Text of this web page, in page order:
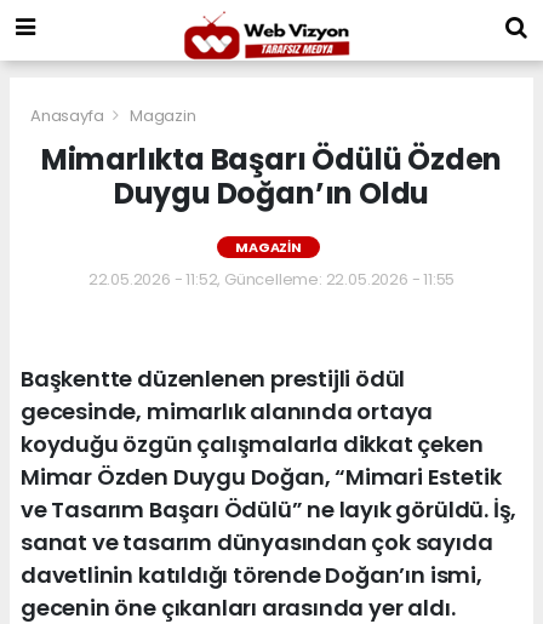
Anasayfa Magazin
Mimarlıkta Başarı Ödülü Özden
Duygu Doğan’ın Oldu
MAGAZIN
22.05.2026 - 11:52, Güncelleme: 22.05.2026 - 11:55
Başkentte düzenlenen prestijli ödül
gecesinde, mimarlık alanında ortaya
koyduğu özgün çalışmalarla dikkat çeken
Mimar Özden Duygu Doğan, “Mimari Estetik
ve Tasarım Başarı Ödülü” ne layık görüldü. İş,
sanat ve tasarım dünyasından çok sayıda
davetlinin katıldığı törende Doğan’ın ismi,
gecenin öne çıkanları arasında yer aldı.